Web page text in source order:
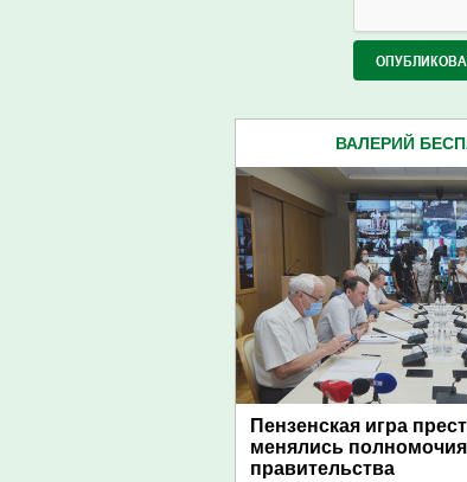
ВАЛЕРИЙ
Пензенская игра
менялись
правительства